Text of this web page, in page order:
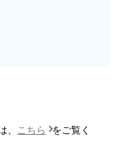
？
、 こちら
をご覧く